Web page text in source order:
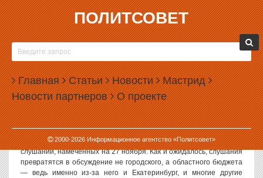
ПОЛИТСОВЕТ
Главная Статьи Новости Мастрид
Новости партнеров О проекте
2000-2026Информационное агентство «Политсовет»
25.11.2013, 17:37
НА СЛУШАНИЯ В ЕКАТЕРИНБУРГ ПРИЕДУТ
РАССЕРЖЕННЫЕ МЭРЫ
Мэры свердловских городов приедут на публичные слушания в
Екатеринбург, чтобы высказать все, что они думают об областном
бюджете на 2014 год. При этом официально свердловское
правительство никаких слушаний не проводит.
Сегодня в администрации города прошло заседание оргкомитета
слушаний, намеченных на 27 ноября. Как и ожидалось, слушания
превратятся в обсуждение не городского, а областного бюджета
— ведь именно из-за него и Екатеринбург, и многие другие